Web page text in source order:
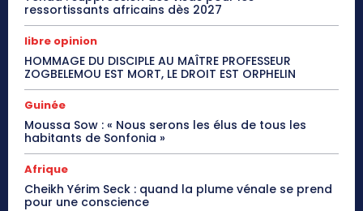
ressortissants africains dès 2027
libre opinion
HOMMAGE DU DISCIPLE AU MAÎTRE PROFESSEUR
ZOGBELEMOU EST MORT, LE DROIT EST ORPHELIN
Guinée
Moussa Sow : « Nous serons les élus de tous les
habitants de Sonfonia »
Afrique
Cheikh Yérim Seck : quand la plume vénale se prend
pour une conscience